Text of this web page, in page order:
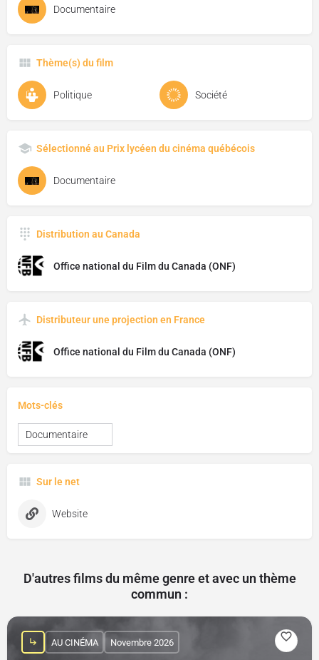
Documentaire
Thème(s) du film
Politique Société
Sélectionné au Prix lycéen du cinéma québécois
Documentaire
Distribution au Canada
Office national du Film du Canada (ONF)
Distributeur une projection en France
Office national du Film du Canada (ONF)
Mots-clés
Documentaire
Sur le net
Website
D'autres films du même genre et avec un thème
commun :
AU CINÉMA Novembre 2026